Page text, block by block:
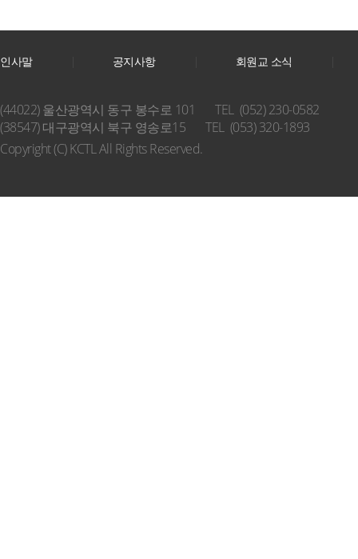
인사말 공지사항 회원교 소식
(44022) 울산광역시 동구 봉수로 101
TEL (052) 230-0582
(38547) 대구광역시 북구 영송로15
TEL (053) 320-1893
Copyright (C) KCTL All Rights Reserved.